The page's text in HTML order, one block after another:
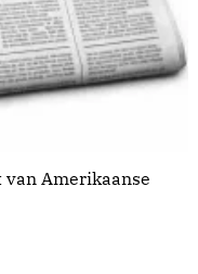
van Amerikaanse